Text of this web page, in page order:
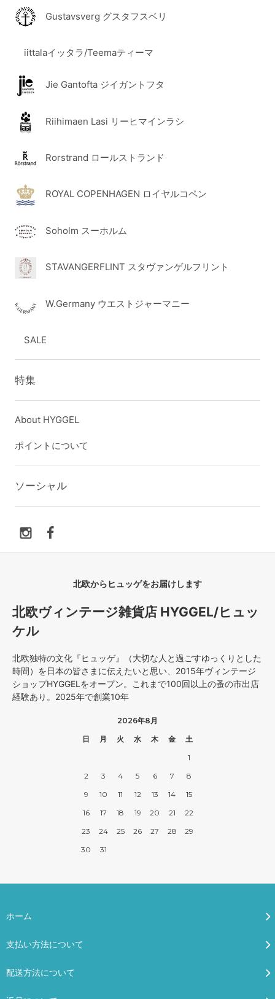
Gustavsverg グスタフスベリ
iittalaイッタラ/Teemaティーマ
Jie Gantofta ジイガントフタ
Riihimaen Lasi リーヒマインラシ
Rorstrand ロールストランド
ROYAL COPENHAGEN ロイヤルコペン
Soholm スーホルム
STAVANGERFLINT スタヴァンゲルフリント
W.Germany ウエストジャーマニー
SALE
特集
About HYGGEL
ポイントについて
ソーシャル
北欧からヒュッゲをお届けします
北欧ヴィンテージ雑貨店 HYGGEL/ヒュッ
ケル
北欧独特の文化『ヒュッゲ』（大切な人と過ごすゆっくりとした
時間）を日本の皆さまに伝えたいと思い、2015年ヴィンテージ
ショップHYGGELをオープン。これまで100回以上の蚤の市出店
経験あり。2025年で創業10年
2026年8月
日
月 火 水 木 金
土
1
2
3 4 5 6 7
8
9
10 11 12 13 14
15
16
17 18 19 20 21
22
23
24 25 26 27 28
29
30
31
ホーム
支払い方法について
配送方法について